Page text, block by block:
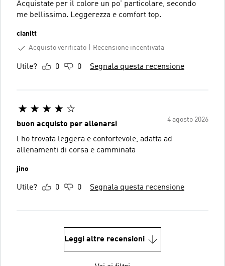
Acquistate per il colore un po' particolare, secondo
me bellissimo. Leggerezza e comfort top.
cianitt
Acquisto verificato
Recensione incentivata
Utile? 0 0 Segnala questa recensione
4 agosto 2026
buon acquisto per allenarsi
l ho trovata leggera e confortevole, adatta ad
allenamenti di corsa e camminata
jino
Utile? 0 0 Segnala questa recensione
Leggi altre recensioni